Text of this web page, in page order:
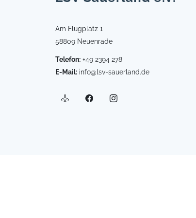
Am Flugplatz 1
58809 Neuenrade
Telefon: +49 2394 278
E-Mail: info@lsv-sauerland.de